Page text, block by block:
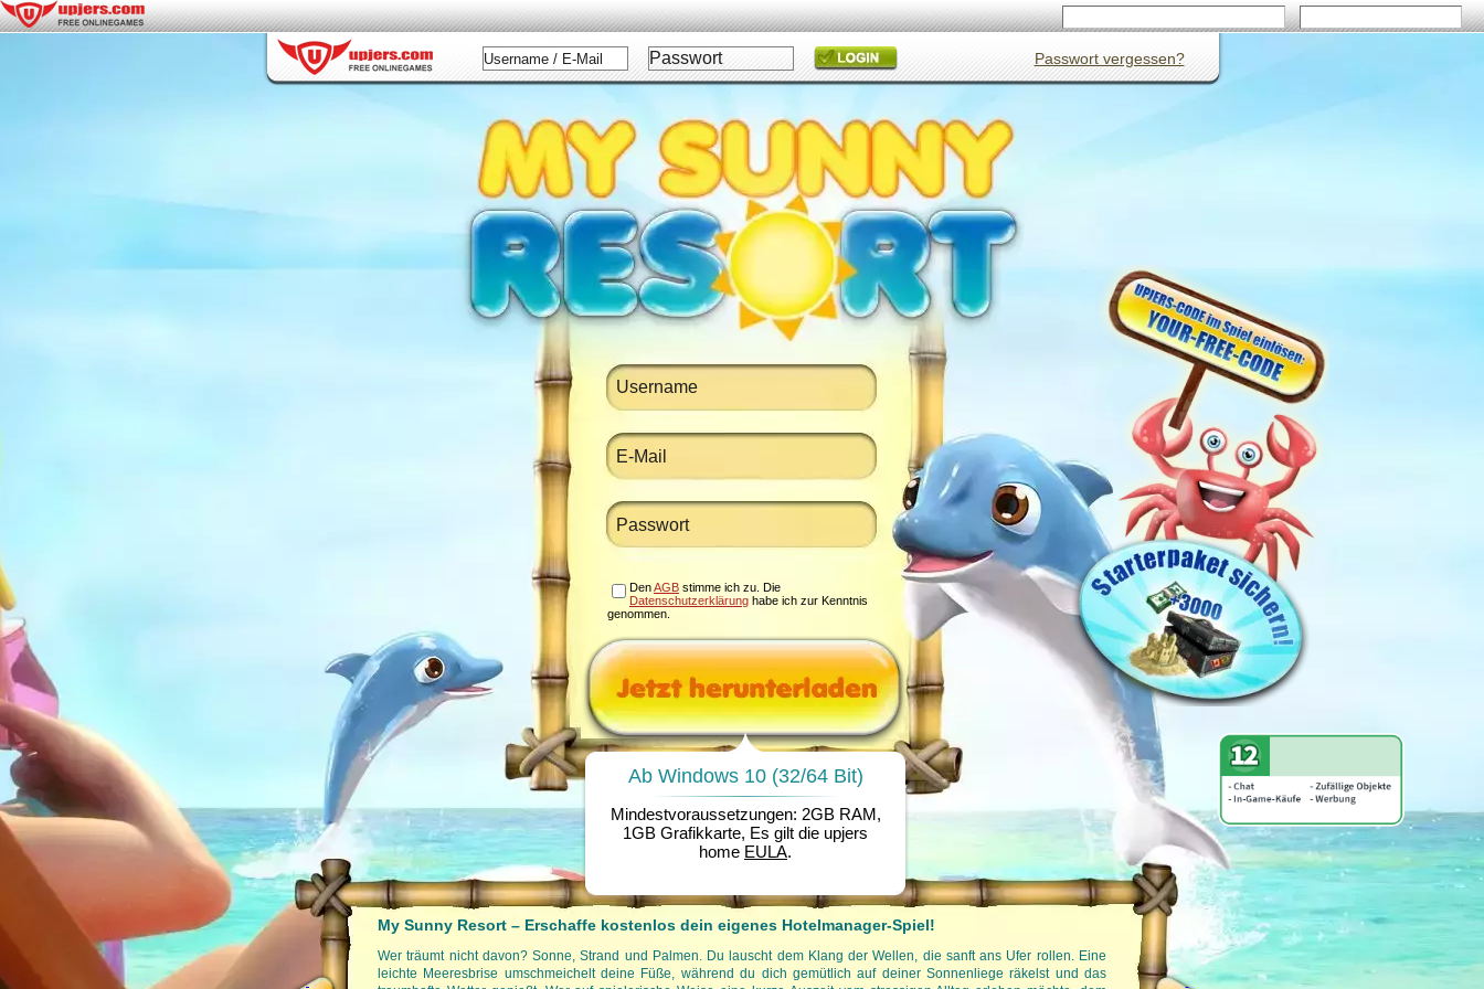
den folgenden Seiten findest du weitere
My Sunny Resort – Erschaffe kostenlos dein eigenes Hotelmanager-Spiel!
Wer träumt nicht davon? Sonne, Strand und Palmen. Du lauscht dem Klang der Wellen, die sanft ans Ufer rollen. Eine
leichte Meeresbrise umschmeichelt deine Füße, während du dich gemütlich auf deiner Sonnenliege räkelst und das
Verwöhne deine Gäste im Urlaubs-
Im Browserspiel My Sunny Resort schlüpfst
Resort auf. Schließlich möchtest du deine
DenAGB stimme ich zu. Die
Datenschutzerklärung habe ich zur Kenntnis
genommen.
Ab Windows 10 (32/64 Bit)
Mindestvoraussetzungen: 2GB RAM,
1GB Grafikkarte, Es gilt die upjers
home EULA.
Passwort vergessen?